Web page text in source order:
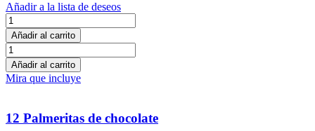
Añadir a la lista de deseos
12
Mini
muffins
manzana
y
chocolate
6)
Añadir al carrito
12
Mini
muffins
manzana
chocolate
(6
Añadir al carrito
Mira que incluye
12 Palmeritas de chocolate